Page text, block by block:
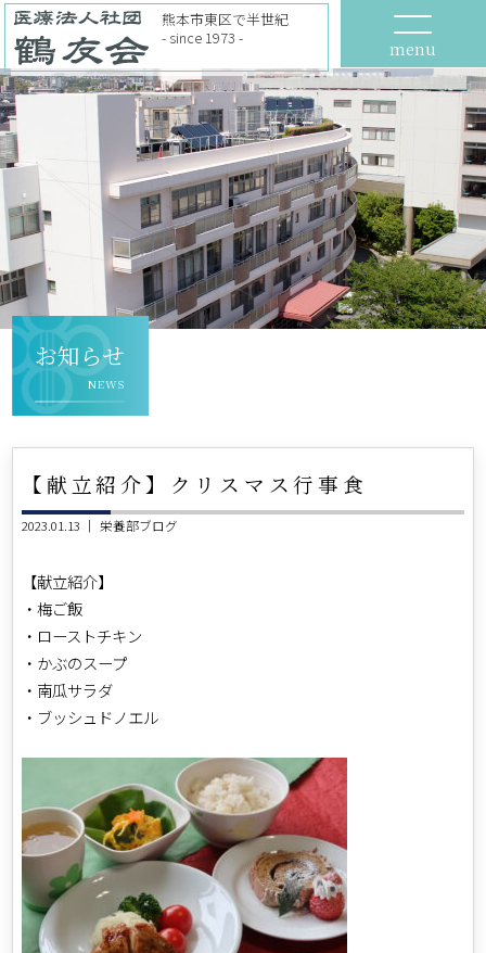
menu
熊本市東区で半世紀
- since 1973 -
お知らせ
NEWS
【献立紹介】クリスマス行事食
2023.01.13 ｜ 栄養部ブログ
【献立紹介】
・梅ご飯
・ローストチキン
・かぶのスープ
・南瓜サラダ
・ブッシュドノエル